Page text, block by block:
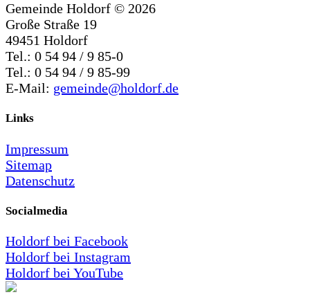
Gemeinde Holdorf © 2026
Große Straße 19
49451 Holdorf
Tel.: 0 54 94 / 9 85-0
Tel.: 0 54 94 / 9 85-99
E-Mail: gemeinde@holdorf.de
Links
Impressum
Sitemap
Datenschutz
Socialmedia
Holdorf bei Facebook
Holdorf bei Instagram
Holdorf bei YouTube